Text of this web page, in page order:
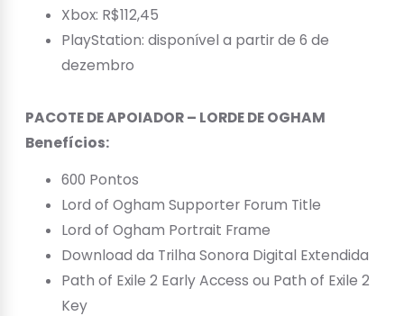
Xbox: R$112,45
PlayStation: disponível a partir de 6 de
dezembro
PACOTE DE APOIADOR – LORDE DE OGHAM
Benefícios:
600 Pontos
Lord of Ogham Supporter Forum Title
Lord of Ogham Portrait Frame
Download da Trilha Sonora Digital Extendida
Path of Exile 2 Early Access ou Path of Exile 2
Key